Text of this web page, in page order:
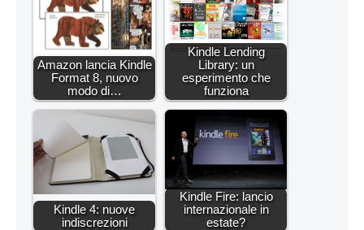
Amazon lancia Kindle
Format 8, nuovo
modo di…
Kindle Lending
Library: un
esperimento che
funziona
Kindle 4: nuove
indiscrezioni
Kindle Fire: lancio
internazionale in
estate?